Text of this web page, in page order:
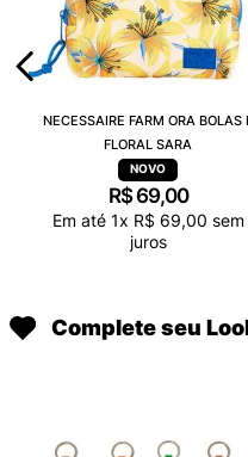
NECESSAIRE FARM ORA BOLAS
FLORAL SARA
R$ 69,00
Em até 1x R$ 69,00 sem
juros
Complete seu